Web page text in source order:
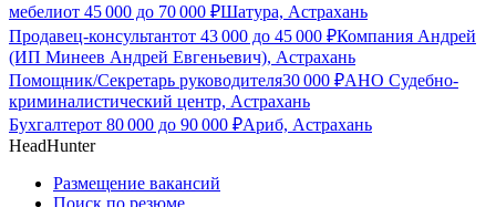
мебелиот 45 000 до 70 000 ₽Шатура, Астрахань
Продавец-консультантот 43 000 до 45 000 ₽Компания Андрей
(ИП Минеев Андрей Евгеньевич), Астрахань
Помощник/Секретарь руководителя30 000 ₽АНО Судебно-
криминалистический центр, Астрахань
Бухгалтерот 80 000 до 90 000 ₽Ариб, Астрахань
HeadHunter
Размещение вакансий